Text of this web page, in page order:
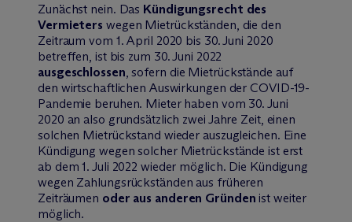
Zunächst nein. Das Kündigungsrecht des
Vermieters wegen Mietrückständen, die den
Zeitraum vom 1. April 2020 bis 30. Juni 2020
betreffen, ist bis zum 30. Juni 2022
ausgeschlossen, sofern die Mietrückstände auf
den wirtschaftlichen Auswirkungen der COVID-19-
Pandemie beruhen. Mieter haben vom 30. Juni
2020 an also grundsätzlich zwei Jahre Zeit, einen
solchen Mietrückstand wieder auszugleichen. Eine
Kündigung wegen solcher Mietrückstände ist erst
ab dem 1. Juli 2022 wieder möglich. Die Kündigung
wegen Zahlungsrückständen aus früheren
Zeiträumen oder aus anderen Gründen ist weiter
möglich.